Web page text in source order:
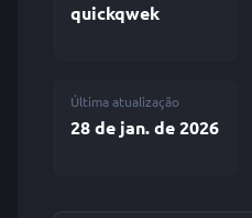
quickqwek
Última atualização
28 de jan. de 2026